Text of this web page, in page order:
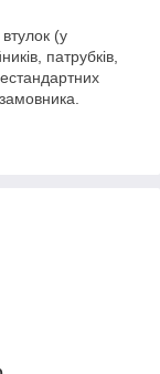
(у
патрубків,